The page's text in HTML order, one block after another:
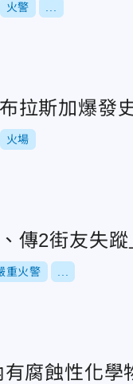
火警
拉斯加爆發
火場
傳2街友失
重火警
腐蝕性化學